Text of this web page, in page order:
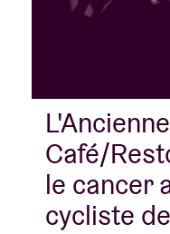
Café/
le cancer
cycliste